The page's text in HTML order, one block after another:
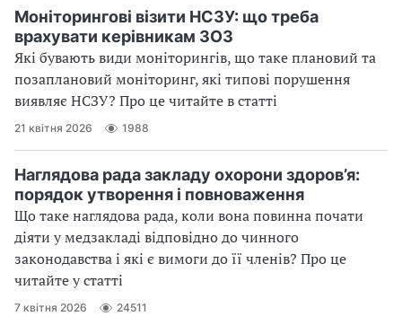
Моніторингові візити НСЗУ: що треба
врахувати керівникам ЗОЗ
Які бувають види моніторингів, що таке плановий та
позаплановий моніторинг, які типові порушення
виявляє НСЗУ? Про це читайте в статті
21 квітня 2026 1988
Наглядова рада закладу охорони здоров’я:
порядок утворення і повноваження
Що таке наглядова рада, коли вона повинна почати
діяти у медзакладі відповідно до чинного
законодавства і які є вимоги до її членів? Про це
читайте у статті
7 квітня 2026 24511